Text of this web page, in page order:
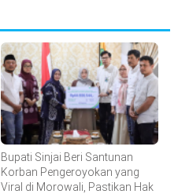
Bupati Sinjai Beri Santunan
Korban Pengeroyokan yang
Viral di Morowali, Pastikan Hak